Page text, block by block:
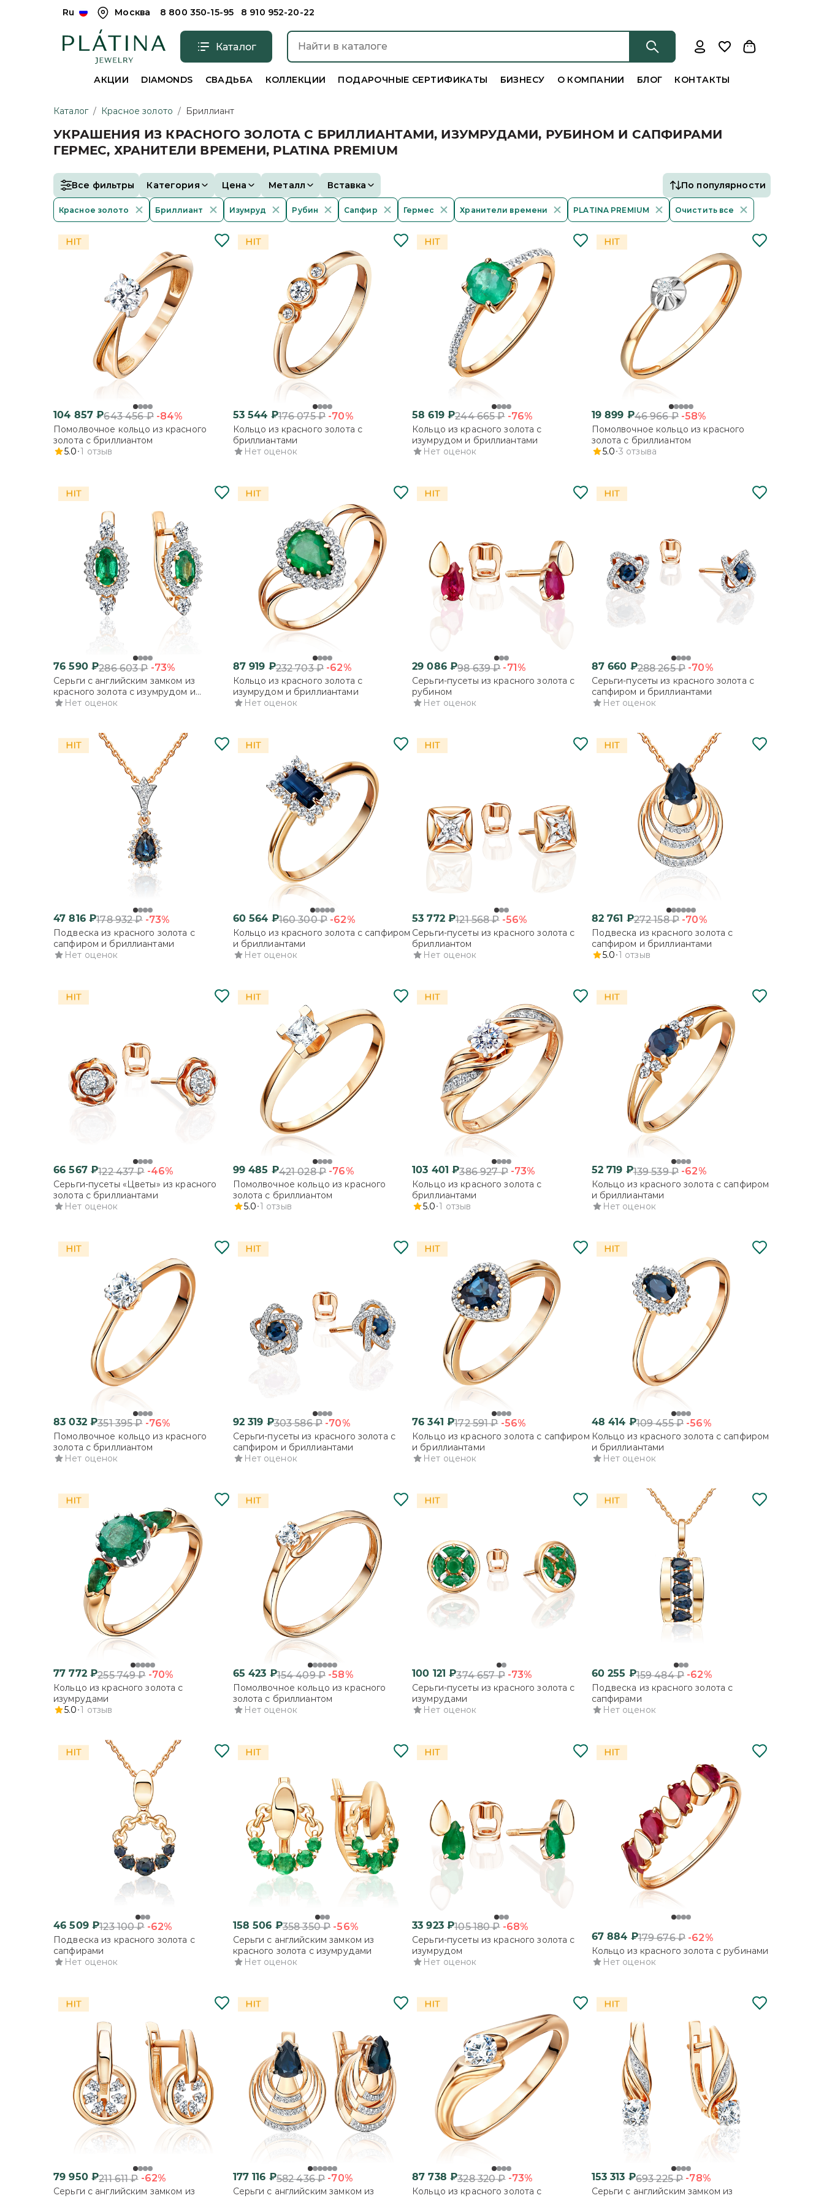
Ru Москва 8 800 350-15-95 8 910 952-20-22
Каталог
АКЦИИ DIAMONDS СВАДЬБА КОЛЛЕКЦИИ ПОДАРОЧНЫЕ СЕРТИФИКАТЫ БИЗНЕСУ О КОМПАНИИ БЛОГ КОНТАКТЫ
Каталог / Красное золото / Бриллиант
УКРАШЕНИЯ ИЗ КРАСНОГО ЗОЛОТА С БРИЛЛИАНТАМИ, ИЗУМРУДАМИ, РУБИНОМ И САПФИРАМИ
ГЕРМЕС, ХРАНИТЕЛИ ВРЕМЕНИ, PLATINA PREMIUM
Все фильтры Категория Цена Металл Вставка По популярности
Красное золото Бриллиант Изумруд Рубин Сапфир Гермес Хранители времени PLATINA PREMIUM Очистить все
104 857 ₽643 456₽ -84%
Помолвочное кольцо из красного
золота с бриллиантом
5.0 1 отзыв
53 544 ₽176 075₽ -70%
Кольцо из красного золота с
бриллиантами
Нет оценок
58 619₽244 665₽ -76%
Кольцо из красного золота с
изумрудом и бриллиантами
Нет оценок
19 899 ₽46 966₽ -58%
Помолвочное кольцо из красного
золота с бриллиантом
5.0 3 отзыва
76 590₽286 603₽ -73%
Серьги с английским замком из
красного золота с изумрудом и
бриллиантами
Нет оценок
87 919 ₽232 703₽ -62%
Кольцо из красного золота с
изумрудом и бриллиантами
Нет оценок
29 086₽98 639₽ -71%
Серьги-пусеты из красного золота с
рубином
Нет оценок
87 660 ₽288 265₽ -70%
Серьги-пусеты из красного золота с
сапфиром и бриллиантами
Нет оценок
47 816₽178 932₽ -73%
Подвеска из красного золота с
сапфиром и бриллиантами
Нет оценок
60 564 ₽160 300₽ -62%
Кольцо из красного золота с сапфиром
и бриллиантами
Нет оценок
53 772₽121 568₽ -56%
Серьги-пусеты из красного золота с
бриллиантом
Нет оценок
82 761 ₽272 158₽ -70%
Подвеска из красного золота с
сапфиром и бриллиантами
5.0 1 отзыв
66 567₽122 437₽ -46%
Серьги-пусеты «Цветы» из красного
золота с бриллиантами
Нет оценок
99 485 ₽421 028₽ -76%
Помолвочное кольцо из красного
золота с бриллиантом
5.0 1 отзыв
103 401 ₽386 927₽ -73%
Кольцо из красного золота с
бриллиантами
5.0 1 отзыв
52 719 ₽139 539₽ -62%
Кольцо из красного золота с сапфиром
и бриллиантами
Нет оценок
83 032₽351 395₽ -76%
Помолвочное кольцо из красного
золота с бриллиантом
Нет оценок
92 319 ₽303 586₽ -70%
Серьги-пусеты из красного золота с
сапфиром и бриллиантами
Нет оценок
76 341 ₽172 591₽ -56%
Кольцо из красного золота с сапфиром
и бриллиантами
Нет оценок
48 414 ₽109 455₽ -56%
Кольцо из красного золота с сапфиром
и бриллиантами
Нет оценок
77 772₽255 749₽ -70%
Кольцо из красного золота с
изумрудами
5.0 1 отзыв
65 423 ₽154 409₽ -58%
Помолвочное кольцо из красного
золота с бриллиантом
Нет оценок
100 121 ₽374 657₽ -73%
Серьги-пусеты из красного золота с
изумрудами
Нет оценок
60 255 ₽159 484₽ -62%
Подвеска из красного золота с
сапфирами
Нет оценок
46 509₽123 100₽ -62%
Подвеска из красного золота с
сапфирами
Нет оценок
158 506 ₽358 350₽ -56%
Серьги с английским замком из
красного золота с изумрудами
Нет оценок
33 923₽105 180₽ -68%
Серьги-пусеты из красного золота с
изумрудом
Нет оценок
67 884 ₽179 676₽ -62%
Кольцо из красного золота с рубинами
Нет оценок
79 950₽211 611₽ -62%
Серьги с английским замком из
177 116 ₽582 436₽ -70%
Серьги с английским замком из
87 738 ₽328 320₽ -73%
Кольцо из красного золота с
153 313 ₽693 225₽ -78%
Серьги с английским замком из